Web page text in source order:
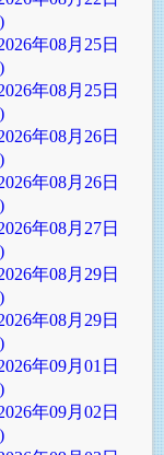
年08月25日
年08月25日
年08月26日
年08月26日
年08月27日
年08月29日
年08月29日
年09月01日
年09月02日